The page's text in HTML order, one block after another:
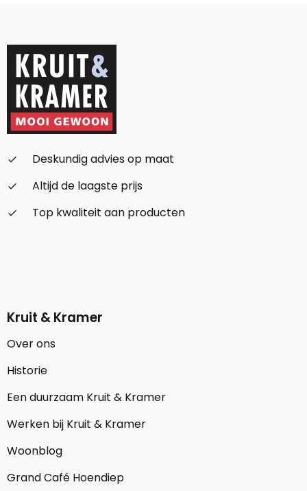
check_small
Deskundig advies op maat
check_small
Altijd de laagste prijs
check_small
Top kwaliteit aan producten
Kruit & Kramer
Over ons
Historie
Een duurzaam Kruit & Kramer
Werken bij Kruit & Kramer
Woonblog
Grand Café Hoendiep